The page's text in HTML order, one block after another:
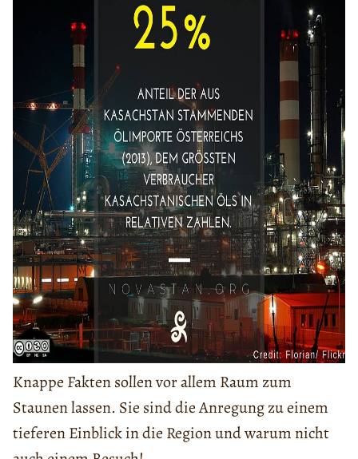
Knappe Fakten sollen vor allem Raum zum
Staunen lassen. Sie sind die Anregung zu einem
tieferen Einblick in die Region und warum nicht